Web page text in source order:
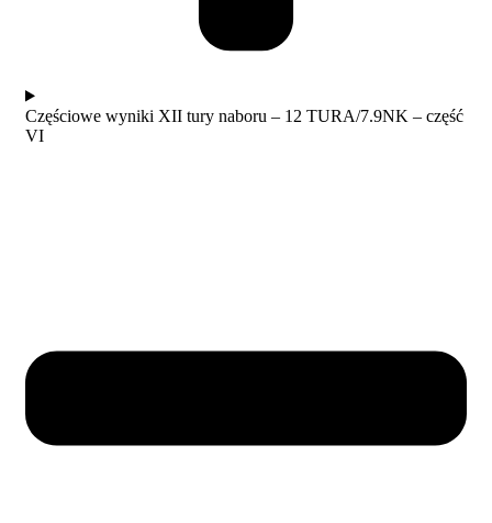
Częściowe wyniki XII tury naboru – 12 TURA/7.9NK – część
VI